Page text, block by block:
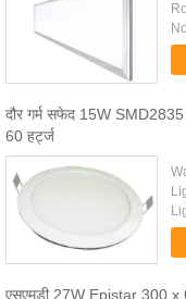
दौर गर्म सफेद 15W
60 हर्ट्ज
एसएमडी 27W Epistar 300 x